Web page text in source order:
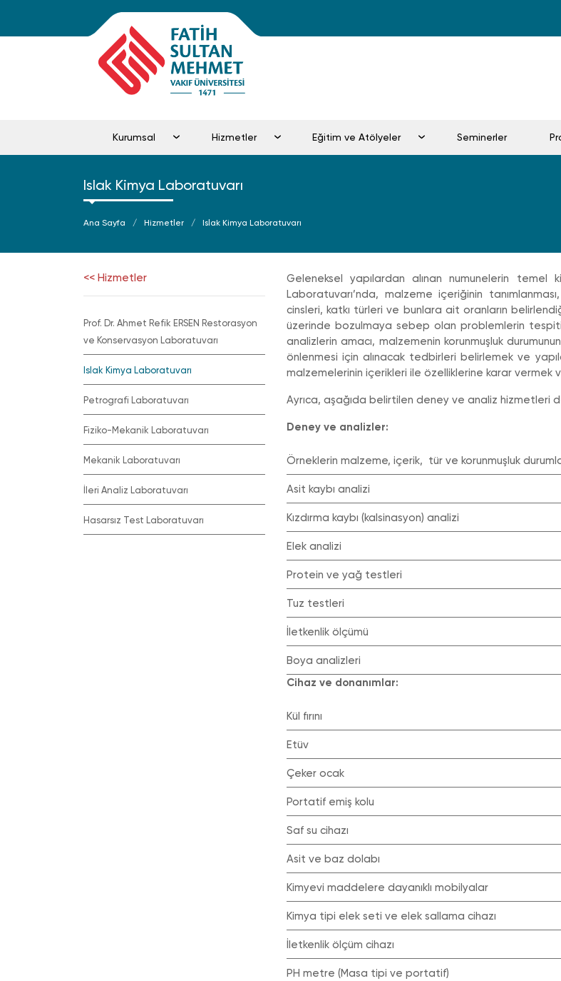
Kurumsal Hizmetler Eğitim ve Atölyeler Seminerler
Islak Kimya Laboratuvarı
Ana Sayfa Hizmetler Islak Kimya Laboratuvarı
<< Hizmetler
Prof. Dr. Ahmet Refik ERSEN Restorasyon
ve Konservasyon Laboratuvarı
Islak Kimya Laboratuvarı
Petrografi Laboratuvarı
Fiziko-Mekanik Laboratuvarı
Mekanik Laboratuvarı
İleri Analiz Laboratuvarı
Hasarsız Test Laboratuvarı
Geleneksel yapılardan alınan numunelerin temel
Laboratuvarı’nda, malzeme içeriğinin
cinsleri, katkı türleri ve bunlara ait oranların
üzerinde bozulmaya sebep olan problemlerin
analizlerin amacı, malzemenin korunmuşluk
önlenmesi için alınacak tedbirleri belirlemek ve
malzemelerinin içerikleri ile özelliklerine karar
Ayrıca, aşağıda belirtilen deney ve analiz hizmetleri
Deney ve analizler:
Örneklerin malzeme, içerik, tür ve korunmuşluk
Asit kaybı analizi
Kızdırma kaybı (kalsinasyon) analizi
Elek analizi
Protein ve yağ testleri
Tuz testleri
İletkenlik ölçümü
Boya analizleri
Cihaz ve donanımlar:
Kül fırını
Etüv
Çeker ocak
Portatif emiş kolu
Saf su cihazı
Asit ve baz dolabı
Kimyevi maddelere dayanıklı mobilyalar
Kimya tipi elek seti ve elek sallama cihazı
İletkenlik ölçüm cihazı
pH metre (Masa tipi ve portatif)